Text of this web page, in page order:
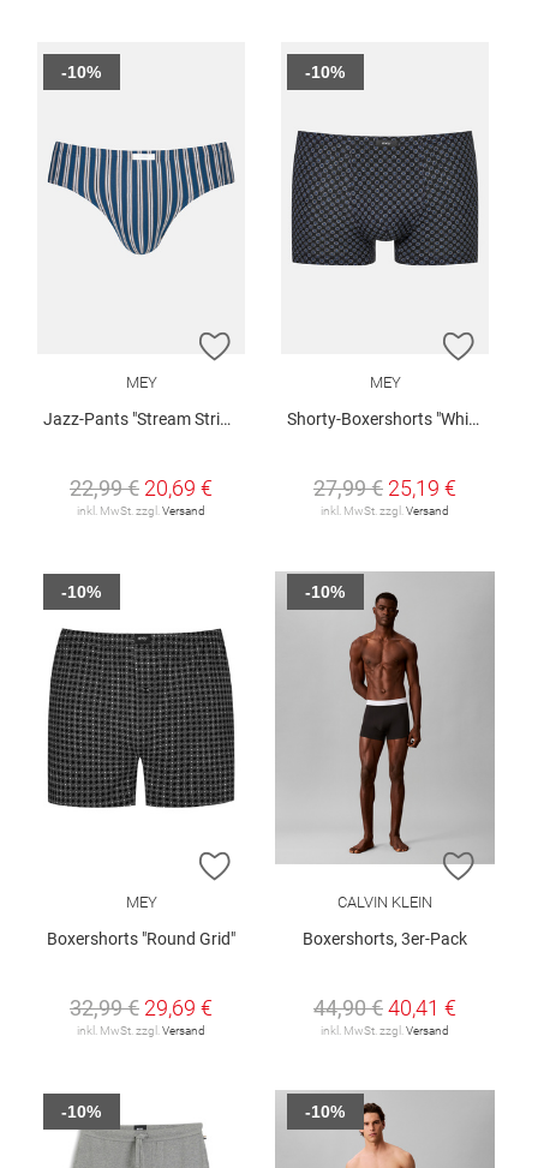
ZUR WUNSCHLISTE HINZUFÜGEN
MEY
Jazz-Pants "Stream Stripes"
22,99 € 20,69 €
inkl. MwSt. zzgl. Versand
-10%
ZUR
MEY
Shorty-Boxershorts "White Squares"
27,99 € 25,19 €
inkl. MwSt. zzgl. Versand
-10%
ZUR WUNSCHLISTE HINZUFÜGEN
MEY
Boxershorts "Round Grid"
32,99 € 29,69 €
inkl. MwSt. zzgl. Versand
-10%
ZUR
CALVIN KLEIN
Boxershorts, 3er-Pack
44,90 €40,41 €
inkl. MwSt. zzgl. Versand
-10%
-10% -10%